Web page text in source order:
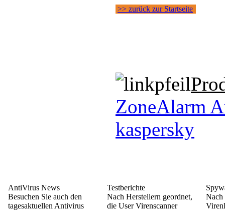
>> zurück zur Startseite
ZoneAlarm
kaspersky
AntiVirus News
Besuchen Sie auch den
tagesaktuellen Antivirus
Testberichte
Nach Herstellern geordnet,
die User Virenscanner
Nach